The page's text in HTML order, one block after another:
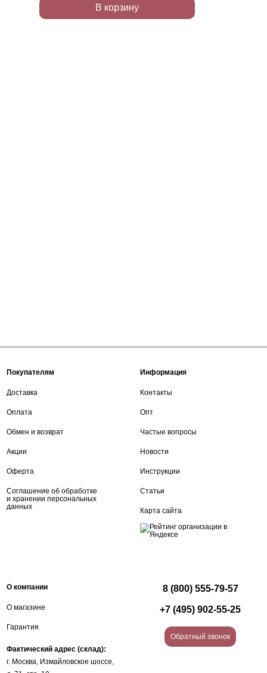
В корзину
Покупателям
Доставка
Оплата
Обмен и возврат
Акции
Оферта
Соглашение об обработке
и хранении персональных
данных
Информация
Контакты
Опт
Частые вопросы
Новости
Инструкции
Статьи
Карта сайта
О компании
О магазине
Гарантия
Фактический адрес (склад):
г. Москва, Измайловское шоссе,
8 (800) 555-79-57
+7 (495) 902-55-25
Обратный звонок